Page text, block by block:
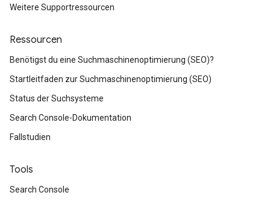
Weitere Supportressourcen
Ressourcen
Benötigst du eine Suchmaschinenoptimierung (SEO)?
Startleitfaden zur Suchmaschinenoptimierung (SEO)
Status der Suchsysteme
Search Console-Dokumentation
Fallstudien
Tools
Search Console